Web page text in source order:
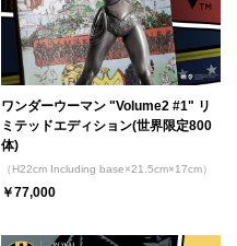
ワンダーウーマン "Volume2 #1" リ
ミテッドエディション(世界限定800
体)
（H22cm Including base×21.5cm×17cm）
￥77,000